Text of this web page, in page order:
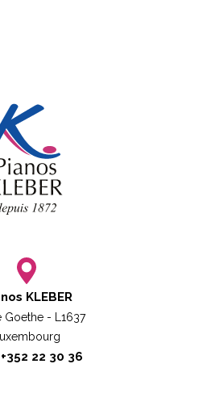
KLEBER
Goethe - L1637
+352 22 30 36